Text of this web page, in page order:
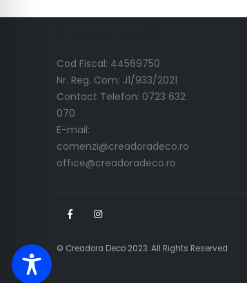
Cod Fiscal: 44569750
Nr. Reg. Com: J1/933/2021
Contact Telefon: 0723 632
070
E-mail:
comenzi@creadoradeco.ro
office@creadoradeco.ro
© Creadora Deco 2023. All Rights Reserved